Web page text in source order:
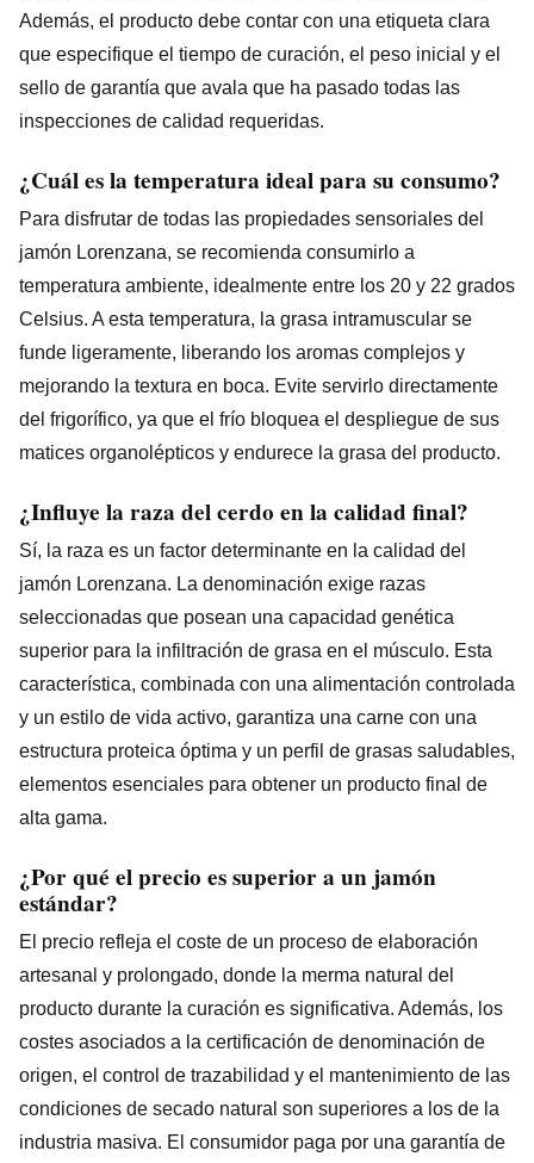
Además, el producto debe contar con una etiqueta clara
que especifique el tiempo de curación, el peso inicial y el
sello de garantía que avala que ha pasado todas las
inspecciones de calidad requeridas.
¿Cuál es la temperatura ideal para su consumo?
Para disfrutar de todas las propiedades sensoriales del
jamón Lorenzana, se recomienda consumirlo a
temperatura ambiente, idealmente entre los 20 y 22 grados
Celsius. A esta temperatura, la grasa intramuscular se
funde ligeramente, liberando los aromas complejos y
mejorando la textura en boca. Evite servirlo directamente
del frigorífico, ya que el frío bloquea el despliegue de sus
matices organolépticos y endurece la grasa del producto.
¿Influye la raza del cerdo en la calidad final?
Sí, la raza es un factor determinante en la calidad del
jamón Lorenzana. La denominación exige razas
seleccionadas que posean una capacidad genética
superior para la infiltración de grasa en el músculo. Esta
característica, combinada con una alimentación controlada
y un estilo de vida activo, garantiza una carne con una
estructura proteica óptima y un perfil de grasas saludables,
elementos esenciales para obtener un producto final de
alta gama.
¿Por qué el precio es superior a un jamón
estándar?
El precio refleja el coste de un proceso de elaboración
artesanal y prolongado, donde la merma natural del
producto durante la curación es significativa. Además, los
costes asociados a la certificación de denominación de
origen, el control de trazabilidad y el mantenimiento de las
condiciones de secado natural son superiores a los de la
industria masiva. El consumidor paga por una garantía de